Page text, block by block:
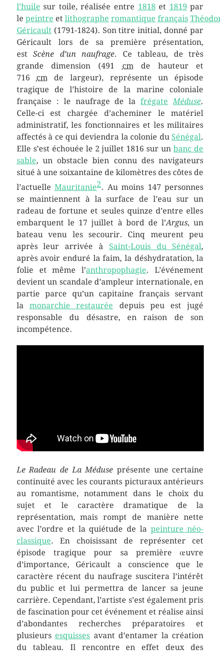
l’huile sur toile, réalisée entre 1818et 1819 par
le peintre et lithographe romantique français
Géricault (1791-1824). Son titre initial, donné par
Géricault lors de sa première présentation,
estScène d’un naufrage. Ce tableau, de très
grande dimension (491 cm de hauteur et
716 cm de largeur), représente un épisode
tragique de l’histoire de la marine coloniale
française : le naufrage de lafrégate Méduse.
Celle-ci est chargée d’acheminer le matériel
administratif, les fonctionnaires et les militaires
affectés à ce qui deviendra la colonie duSénégal.
Elle s’est échouée le 2 juillet 1816 sur unbanc de
sable, un obstacle bien connu des navigateurs
situé à une soixantaine de kilomètres des côtes de
l’actuelleMauritanie2. Au moins 147 personnes
se maintiennent à la surface de l’eau sur un
radeau de fortune et seules quinze d’entre elles
embarquent le 17 juillet à bord de l’Argus, un
bateau venu les secourir. Cinq meurent peu
après leur arrivée à Saint-Louis du Sénégal,
après avoir enduré la faim, la déshydratation, la
folie et même l’anthropophagie. L’événement
devient un scandale d’ampleur internationale, en
partie parce qu’un capitaine français servant
la monarchie restaurée depuis peu est jugé
responsable du désastre, en raison de son
incompétence.
Le Radeau de La Méduse présente une certaine
continuité avec les courants picturaux antérieurs
au romantisme, notamment dans le choix du
sujet et le caractère dramatique de la
représentation, mais rompt de manière nette
avec l’ordre et la quiétude de la peinture néo-
classique. En choisissant de représenter cet
épisode tragique pour sa première œuvre
d’importance, Géricault a conscience que le
caractère récent du naufrage suscitera l’intérêt
du public et lui permettra de lancer sa jeune
carrière. Cependant, l’artiste s’est également pris
de fascination pour cet événement et réalise ainsi
d’abondantes recherches préparatoires et
plusieurs esquisses avant d’entamer la création
du tableau. Il rencontre en effet deux des